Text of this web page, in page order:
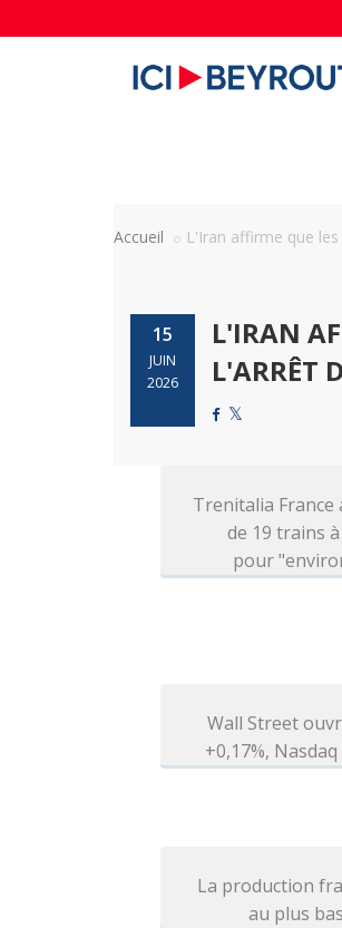
Accueil L'Iran affirme que
15
JUIN
2026
L'IRAN
L'ARRÊT
Trenitalia France
de 19 trains
pour
Wall Street
+0,17%,
La production
au plus